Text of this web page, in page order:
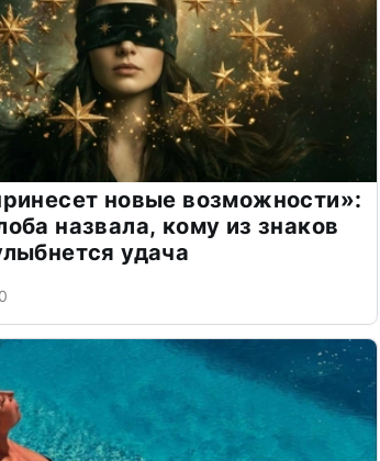
новые возможности»:
назвала, кому из знаков
удача